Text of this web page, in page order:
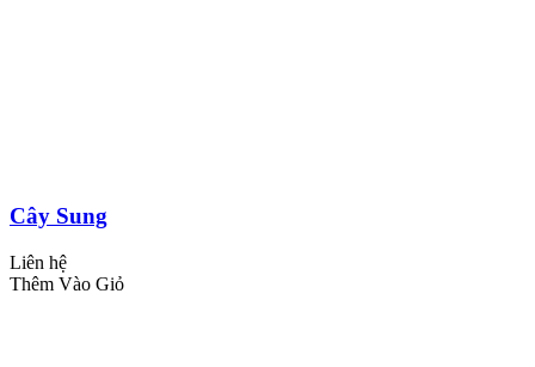
Cây Sung
Liên hệ
Thêm Vào Giỏ